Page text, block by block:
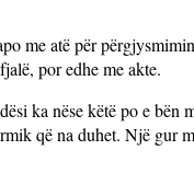
me atë për
por edhe me akte.
ka nëse këtë po e bën
që na duhet. Një gur